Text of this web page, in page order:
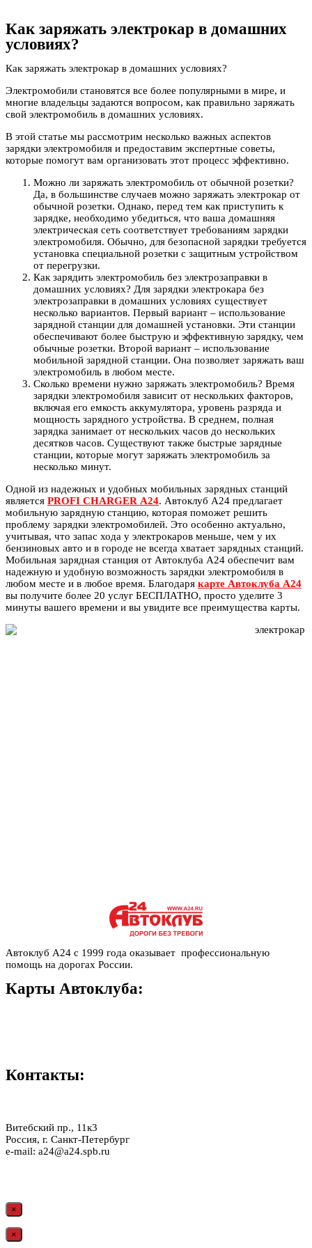
Как заряжать электрокар в домашних
условиях?
Как заряжать электрокар в домашних условиях?
Электромобили становятся все более популярными в мире, и
многие владельцы задаются вопросом, как правильно заряжать
свой электромобиль в домашних условиях.
В этой статье мы рассмотрим несколько важных аспектов
зарядки электромобиля и предоставим экспертные советы,
которые помогут вам организовать этот процесс эффективно.
Можно ли заряжать электромобиль от обычной розетки?
Да, в большинстве случаев можно заряжать электрокар от
обычной розетки. Однако, перед тем как приступить к
зарядке, необходимо убедиться, что ваша домашняя
электрическая сеть соответствует требованиям зарядки
электромобиля. Обычно, для безопасной зарядки требуется
установка специальной розетки с защитным устройством
от перегрузки.
Как зарядить электромобиль без электрозаправки в
домашних условиях? Для зарядки электрокара без
электрозаправки в домашних условиях существует
несколько вариантов. Первый вариант – использование
зарядной станции для домашней установки. Эти станции
обеспечивают более быструю и эффективную зарядку, чем
обычные розетки. Второй вариант – использование
мобильной зарядной станции. Она позволяет заряжать ваш
электромобиль в любом месте.
Сколько времени нужно заряжать электромобиль? Время
зарядки электромобиля зависит от нескольких факторов,
включая его емкость аккумулятора, уровень разряда и
мощность зарядного устройства. В среднем, полная
зарядка занимает от нескольких часов до нескольких
десятков часов. Существуют также быстрые зарядные
станции, которые могут заряжать электромобиль за
несколько минут.
Одной из надежных и удобных мобильных зарядных станций
является PROFI CHARGER А24. Автоклуб А24 предлагает
мобильную зарядную станцию, которая поможет решить
проблему зарядки электромобилей. Это особенно актуально,
учитывая, что запас хода у электрокаров меньше, чем у их
бензиновых авто и в городе не всегда хватает зарядных станций.
Мобильная зарядная станция от Автоклуба А24 обеспечит вам
надежную и удобную возможность зарядки электромобиля в
любом месте и в любое время. Благодаря карте Автоклуба А24
вы получите более 20 услуг БЕСПЛАТНО, просто уделите 3
минуты вашего времени и вы увидите все преимущества карты.
Автоклуб А24 с 1999 года оказывает профессиональную
помощь на дорогах России.
Карты Автоклуба:
Контакты:
Витебский пр., 11к3
Россия, г. Санкт-Петербург
e-mail: a24@a24.spb.ru
×
×